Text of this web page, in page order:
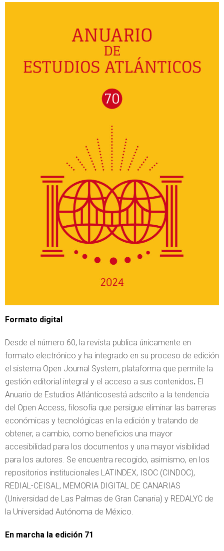
Formato digital
Desde el número 60, la revista publica únicamente en
formato electrónico y ha integrado en su proceso de edición
el sistema Open Journal System, plataforma que permite la
gestión editorial integral y el acceso a sus contenidos. El
Anuario de Estudios Atlánticosestá adscrito a la tendencia
del Open Access, filosofía que persigue eliminar las barreras
económicas y tecnológicas en la edición y tratando de
obtener, a cambio, como beneficios una mayor
accesibilidad para los documentos y una mayor visibilidad
para los autores. Se encuentra recogido, asimismo, en los
repositorios institucionales LATINDEX, ISOC (CINDOC),
REDIAL-CEISAL, MEMORIA DIGITAL DE CANARIAS
(Universidad de Las Palmas de Gran Canaria) y REDALYC de
la Universidad Autónoma de México.
En marcha la edición 71